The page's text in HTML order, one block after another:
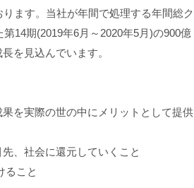
ます。当社が年間で処理する年間総ク
14期(2019年6月～2020年5月)の900億
を見込んでいます。
を実際の世の中にメリットとして提供
、社会に還元していくこと
ること